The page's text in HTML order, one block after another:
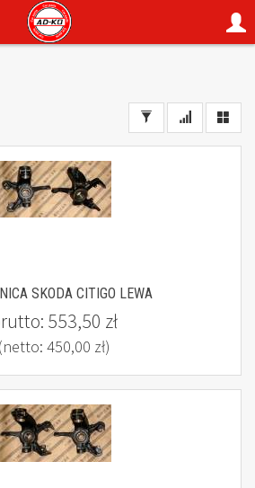
SKODA CITIGO LEWA
553,50 zł
(netto: 450,00 zł)